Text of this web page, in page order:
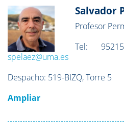
Salvador
Profesor
Tel:
spelaez@uma.es
Despacho: 519-BIZQ, Torre 5
Ampliar